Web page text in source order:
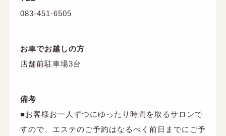
083-451-6505
お車でお越しの方
店舗前駐車場3台
備考
■お客様お一人ずつにゆったり時間を取るサロンで
すので、エステのご予約はなるべく前日までにご予